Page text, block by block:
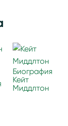
Биография
Кейт
Миддлтон